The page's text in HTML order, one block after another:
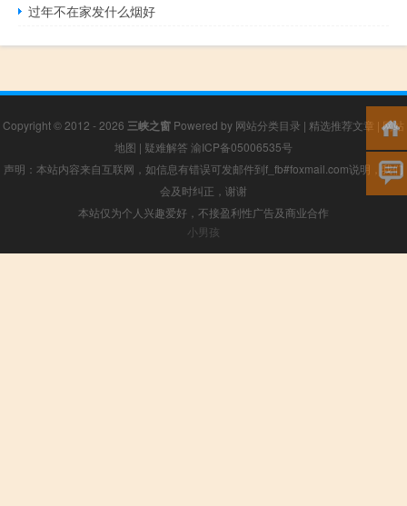
过年不在家发什么烟好
Copyright © 2012 - 2026 三峡之窗 Powered by 网站分类目录 | 精选推荐文章 |网站
地图 | 疑难解答 渝ICP备05006535号
声明：本站内容来自互联网，如信息有错误可发邮件到f_fb#foxmail.com说明，我们
会及时纠正，谢谢
本站仅为个人兴趣爱好，不接盈利性广告及商业合作
小男孩